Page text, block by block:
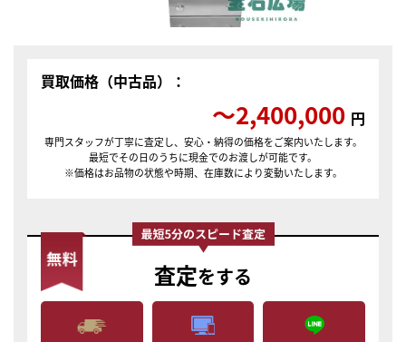
買取価格（中古品）：
〜2,400,000 円
専門スタッフが丁寧に査定し、安心・納得の価格をご案内いたします。
最短でその日のうちに現金でのお渡しが可能です。
※価格はお品物の状態や時期、在庫数により変動いたします。
査定をする